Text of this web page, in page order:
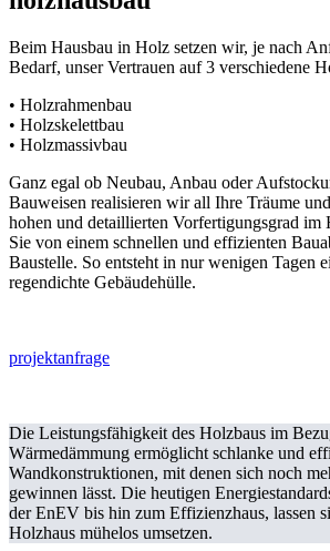
Beim Hausbau in Holz setzen wir, je nach
Bedarf, unser Vertrauen auf 3 verschiedene
• Holzrahmenbau
• Holzskelettbau
• Holzmassivbau
Ganz egal ob Neubau, Anbau oder
Bauweisen realisieren wir all Ihre Träume
hohen und detaillierten Vorfertigungsgrad im
Sie von einem schnellen und effizienten
Baustelle. So entsteht in nur wenigen Tagen
regendichte Gebäudehülle.
projektanfrage
Die Leistungsfähigkeit des Holzbaus im
Wärmedämmung ermöglicht schlanke und
Wandkonstruktionen, mit denen sich noch
gewinnen lässt. Die heutigen
der EnEV bis hin zum Effizienzhaus, lassen
Holzhaus mühelos umsetzen.